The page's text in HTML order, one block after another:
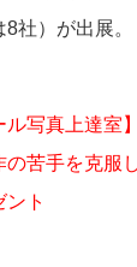
社）が出展。
ル写真上達室
苦手を克服
ト